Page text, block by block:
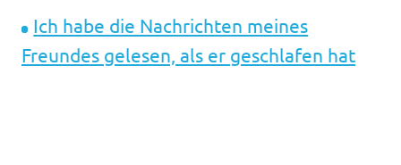
Ich habe die Nachrichten meines
Freundes gelesen, als er geschlafen hat